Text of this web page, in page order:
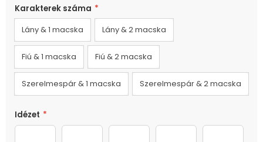
Karakterek száma *
Lány & 1 macska
Lány & 2 macska
Fiú & 1 macska Fiú & 2 macska
Szerelmespár & 1 macska Szerelmespár & 2 macska
Idézet *